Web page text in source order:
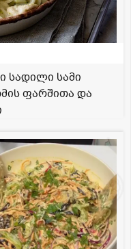
სადილი სამი
ფარშითა და